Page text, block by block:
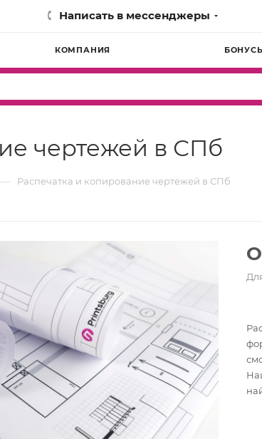
Написать в мессенджеры
КОМПАНИЯ
чертежей в СПб
— Распечатка и копирование чертежей в СПб